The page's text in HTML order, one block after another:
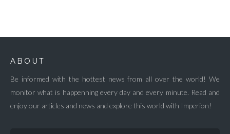
ABOUT
Be informed with the hottest news from all over the world! We
monitor what is happenning every day and every minute. Read and
enjoy our articles and news and explore this world with Imperion!